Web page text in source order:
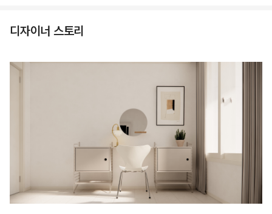
디자이너 스토리